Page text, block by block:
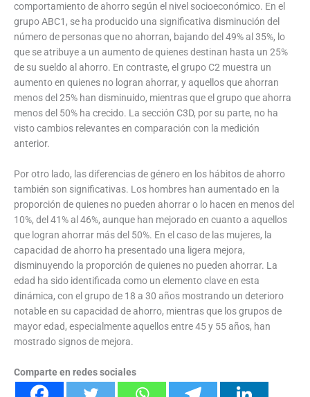
comportamiento de ahorro según el nivel socioeconómico. En el
grupo ABC1, se ha producido una significativa disminución del
número de personas que no ahorran, bajando del 49% al 35%, lo
que se atribuye a un aumento de quienes destinan hasta un 25%
de su sueldo al ahorro. En contraste, el grupo C2 muestra un
aumento en quienes no logran ahorrar, y aquellos que ahorran
menos del 25% han disminuido, mientras que el grupo que ahorra
menos del 50% ha crecido. La sección C3D, por su parte, no ha
visto cambios relevantes en comparación con la medición
anterior.
Por otro lado, las diferencias de género en los hábitos de ahorro
también son significativas. Los hombres han aumentado en la
proporción de quienes no pueden ahorrar o lo hacen en menos del
10%, del 41% al 46%, aunque han mejorado en cuanto a aquellos
que logran ahorrar más del 50%. En el caso de las mujeres, la
capacidad de ahorro ha presentado una ligera mejora,
disminuyendo la proporción de quienes no pueden ahorrar. La
edad ha sido identificada como un elemento clave en esta
dinámica, con el grupo de 18 a 30 años mostrando un deterioro
notable en su capacidad de ahorro, mientras que los grupos de
mayor edad, especialmente aquellos entre 45 y 55 años, han
mostrado signos de mejora.
Comparte en redes sociales